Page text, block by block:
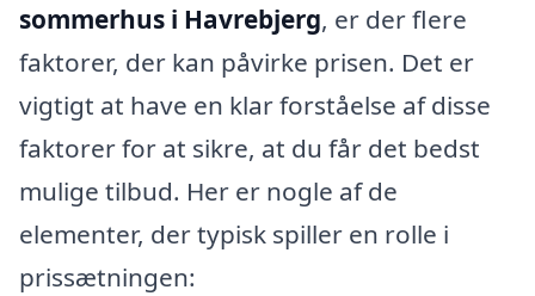
sommerhus i Havrebjerg, er der flere
faktorer, der kan påvirke prisen. Det er
vigtigt at have en klar forståelse af disse
faktorer for at sikre, at du får det bedst
mulige tilbud. Her er nogle af de
elementer, der typisk spiller en rolle i
prissætningen: